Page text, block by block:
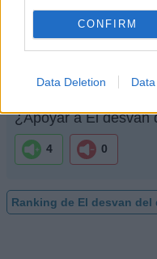
CONFIRM
Data Deletion
Ranking de El
artistas más
¿Apoyar a El desvan
4 0
Ranking de El desvan del